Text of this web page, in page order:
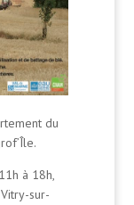
du
à 18h,
sur-